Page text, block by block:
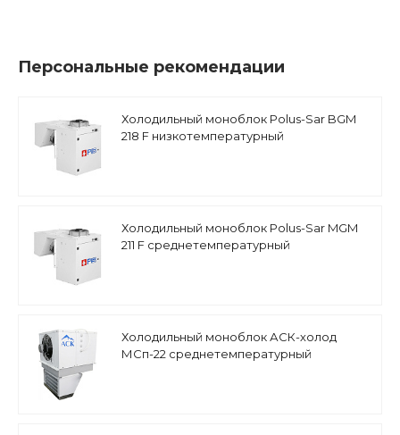
Персональные рекомендации
Холодильный моноблок Polus-Sar BGM
218 F низкотемпературный
Холодильный моноблок Polus-Sar MGM
211 F среднетемпературный
Холодильный моноблок АСК-холод
МСп-22 среднетемпературный